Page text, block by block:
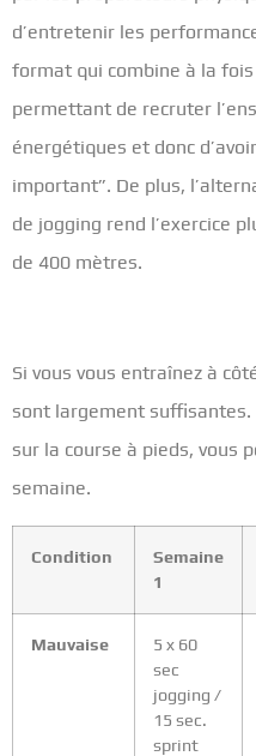
d’entretenir les
format qui combine à la
permettant de recruter
énergétiques et donc
important”. De plus,
de jogging rend l’exercice
de 400 mètres.
Si vous vous entraînez à
sont largement suffisantes.
sur la course à pieds, vous
semaine.
Condition
Semaine
1
Mauvaise
5 x 60
sec
jogging /
15 sec.
sprint